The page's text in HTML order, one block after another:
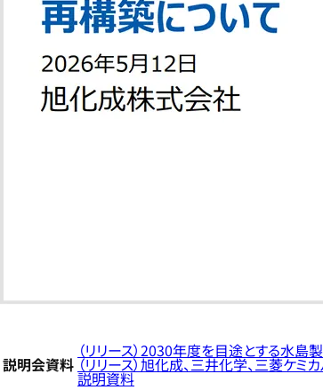
説明会資料
（リリース）2030年度を目途とする水
（リリース）旭化成、三井化学、三菱
説明資料